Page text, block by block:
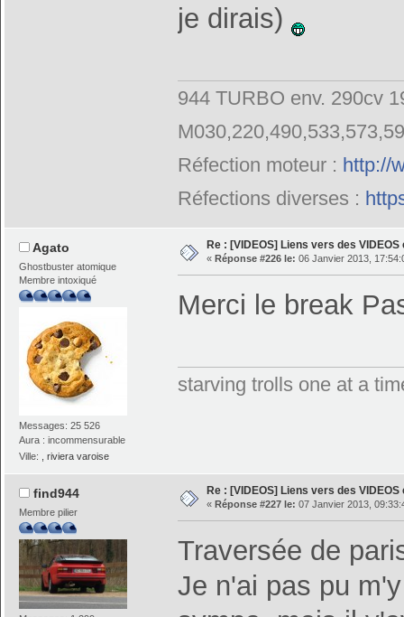
je dirais)
944 TURBO env. 290cv
Réfection moteur : http://
Réfections diverses :
Agato
Ghostbuster atomique
Membre intoxiqué
Messages: 25 526
Aura : incommensurable
Ville:
, riviera varoise
Re : [VIDEOS] Liens vers des
« Réponse #226 le: 06 Janvier 2013,
Merci le break
starving trolls one at a
find944
Membre pilier
Re : [VIDEOS] Liens vers des
« Réponse #227 le: 07 Janvier 2013,
Traversée de
Je n'ai pas pu